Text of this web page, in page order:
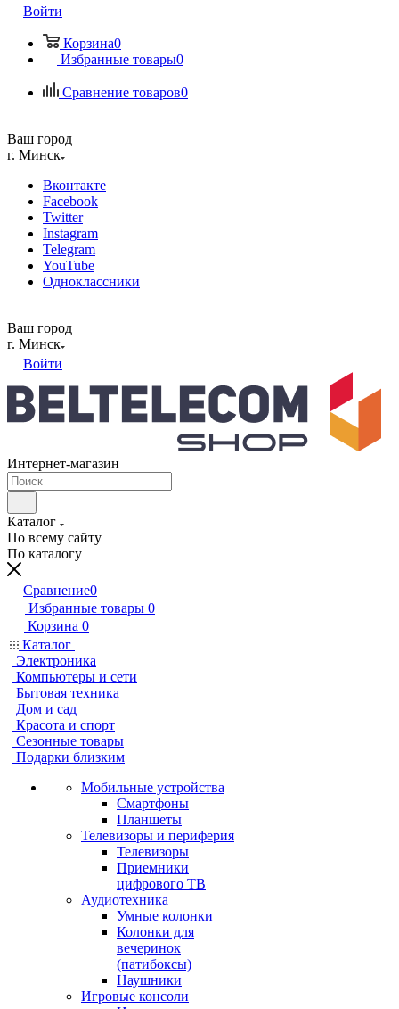
Войти
Корзина0
Избранные товары0
Сравнение товаров0
Ваш город
г. Минск
Вконтакте
Facebook
Twitter
Instagram
Telegram
YouTube
Одноклассники
Ваш город
г. Минск
Войти
Интернет-магазин
Каталог
По всему сайту
По каталогу
Сравнение0
Избранные товары 0
Корзина 0
Каталог
Электроника
Компьютеры и сети
Бытовая техника
Дом и сад
Красота и спорт
Сезонные товары
Подарки близким
Мобильные устройства
Смартфоны
Планшеты
Телевизоры и периферия
Телевизоры
Приемники
цифрового ТВ
Аудиотехника
Умные колонки
Колонки для
вечеринок
(патибоксы)
Наушники
Игровые консоли